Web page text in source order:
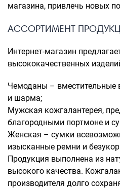
магазина, привлечь новых
АССОРТИМЕНТ
Интернет-магазин
высококачественных
Чемоданы – вместительные
и шарма;
Мужская кожгалантерея,
благородными портмоне и
Женская – сумки
изысканные ремни и
Продукция выполнена из
высокого качества.
производителя долго